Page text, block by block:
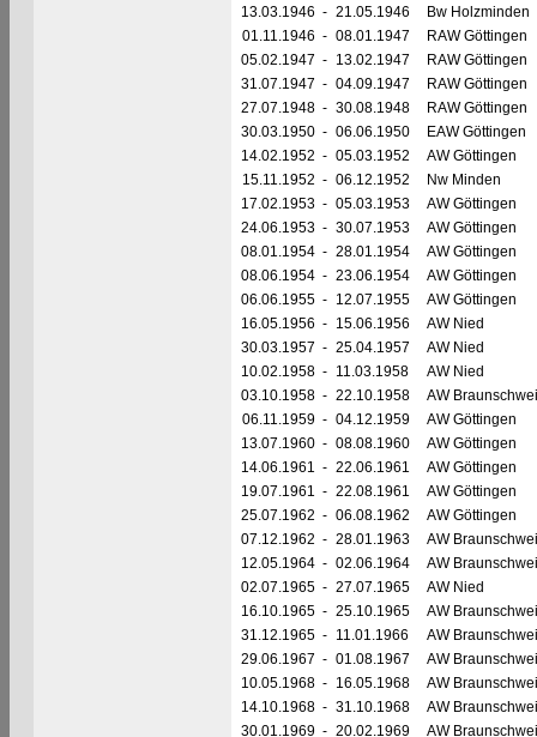
13.03.1946 - 21.05.1946
Bw Holzminden
01.11.1946 - 08.01.1947
RAW Göttingen
05.02.1947 - 13.02.1947
RAW Göttingen
31.07.1947 - 04.09.1947
RAW Göttingen
27.07.1948 - 30.08.1948
RAW Göttingen
30.03.1950 - 06.06.1950
EAW Göttingen
14.02.1952 - 05.03.1952
AW Göttingen
15.11.1952 - 06.12.1952
Nw Minden
17.02.1953 - 05.03.1953
AW Göttingen
24.06.1953 - 30.07.1953
AW Göttingen
08.01.1954 - 28.01.1954
AW Göttingen
08.06.1954 - 23.06.1954
AW Göttingen
06.06.1955 - 12.07.1955
AW Göttingen
16.05.1956 - 15.06.1956
AW Nied
30.03.1957 - 25.04.1957
AW Nied
10.02.1958 - 11.03.1958
AW Nied
03.10.1958 - 22.10.1958
AW
06.11.1959 - 04.12.1959
AW Göttingen
13.07.1960 - 08.08.1960
AW Göttingen
14.06.1961 - 22.06.1961
AW Göttingen
19.07.1961 - 22.08.1961
AW Göttingen
25.07.1962 - 06.08.1962
AW Göttingen
07.12.1962 - 28.01.1963
AW
12.05.1964 - 02.06.1964
AW
02.07.1965 - 27.07.1965
AW Nied
16.10.1965 - 25.10.1965
AW
31.12.1965 - 11.01.1966
AW
29.06.1967 - 01.08.1967
AW
10.05.1968 - 16.05.1968
AW
14.10.1968 - 31.10.1968
AW
30.01.1969 - 20.02.1969
AW